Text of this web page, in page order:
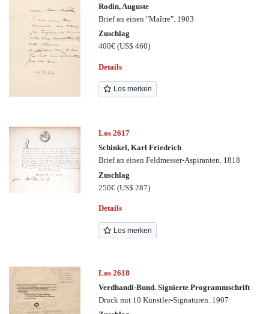
Rodin, Auguste
Brief an einen "Maître". 1903
Zuschlag
400€(US$ 460)
Details
Los merken
Los 2617
Schinkel, Karl Friedrich
Brief an einen Feldmesser-Aspiranten. 1818
Zuschlag
250€(US$ 287)
Details
Los merken
Los 2618
Verdhandi-Bund. Signierte Programmschrift
Druck mit 10 Künstler-Signaturen. 1907